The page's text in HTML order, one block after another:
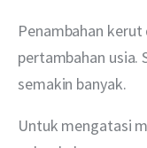
Penambahan
pertambahan usia.
semakin banyak.
Untuk mengatasi